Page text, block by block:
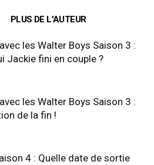
PLUS DE L'AUTEUR
les Walter Boys Saison 3 :
Jackie fini en couple ?
les Walter Boys Saison 3 :
de la fin !
4 : Quelle date de sortie